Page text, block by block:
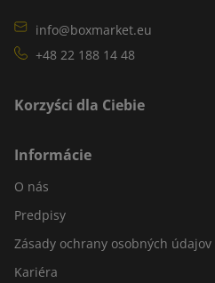
info@boxmarket.eu
+48 22 188 14 48
Korzyści dla Ciebie
Informácie
O nás
Predpisy
Zásady ochrany osobných údajov
Kariéra